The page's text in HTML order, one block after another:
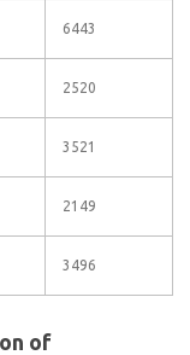
6443
2520
3521
2149
3496
of